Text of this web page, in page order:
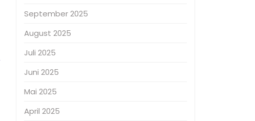
September 2025
August 2025
Juli 2025
Juni 2025
Mai 2025
April 2025